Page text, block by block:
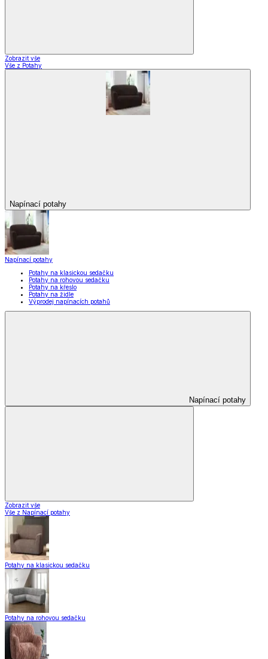
Zobrazit vše
Vše z Potahy
Napínací potahy
Napínací potahy
Potahy na klasickou sedačku
Potahy na rohovou sedačku
Potahy na křeslo
Potahy na židle
Výprodej napínacích potahů
Napínací potahy
Zobrazit vše
Vše z Napínací potahy
Potahy na klasickou sedačku
Potahy na rohovou sedačku